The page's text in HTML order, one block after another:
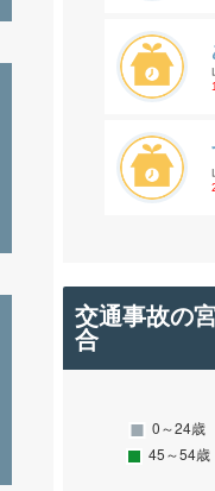
交通事故の
合